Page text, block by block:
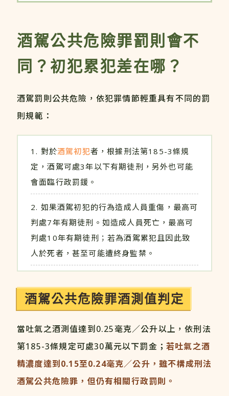
酒駕公共危險罪罰則會不
同？初犯累犯差在哪？
酒駕罰則公共危險，依犯罪情節輕重具有不同的罰
則規範：
對於酒駕初犯者，根據刑法第185-3條規
定，酒駕可處3年以下有期徒刑，另外也可能
會面臨行政罰鍰。
如果酒駕初犯的行為造成人員重傷，最高可
判處7年有期徒刑。如造成人員死亡，最高可
判處10年有期徒刑；若為酒駕累犯且因此致
人於死者，甚至可能遭終身監禁。
酒駕公共危險罪酒測值判定
當吐氣之酒測值達到0.25毫克／公升以上，依刑法
第185-3條規定可處30萬元以下罰金； 若吐氣之酒
精濃度達到0.15至0.24毫克／公升，雖不構成刑法
酒駕公共危險罪，但仍有相關行政罰則。